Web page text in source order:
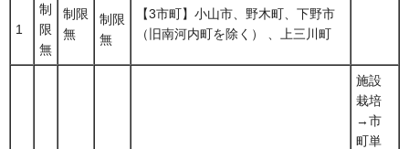
1
制
限
無
制限
無
制限
無
【3市町】小山市、野木町、下野市
（旧南河内町を除く） 、上三川町
施設
栽培
→市
町単